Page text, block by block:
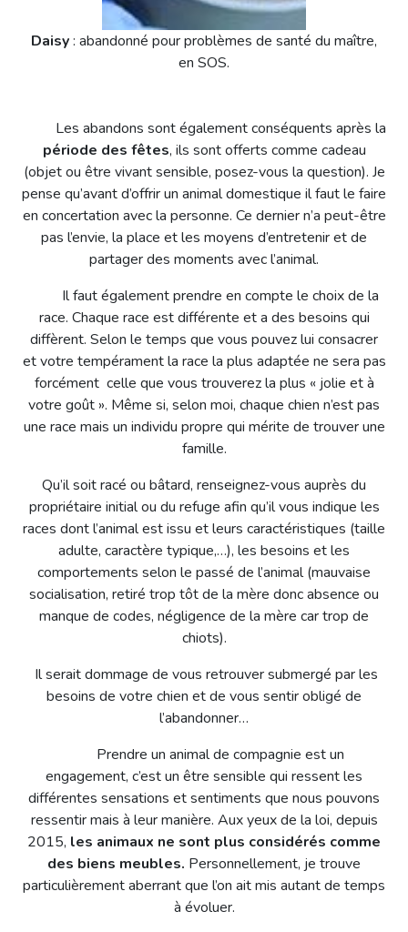
Daisy: abandonné pour problèmes de santé du maître,
en SOS.
Les abandons sont également conséquents après la
période des fêtes, ils sont offerts comme cadeau
(objet ou être vivant sensible, posez-vous la question). Je
pense qu’avant d’offrir un animal domestique il faut le faire
en concertation avec la personne. Ce dernier n’a peut-être
pas l’envie, la place et les moyens d’entretenir et de
partager des moments avec l’animal.
Il faut également prendre en compte le choix de la
race. Chaque race est différente et a des besoins qui
diffèrent. Selon le temps que vous pouvez lui consacrer
et votre tempérament la race la plus adaptée ne sera pas
forcément celle que vous trouverez la plus « jolie et à
votre goût ». Même si, selon moi, chaque chien n’est pas
une race mais un individu propre qui mérite de trouver une
famille.
Qu’il soit racé ou bâtard, renseignez-vous auprès du
propriétaire initial ou du refuge afin qu’il vous indique les
races dont l’animal est issu et leurs caractéristiques (taille
adulte, caractère typique,…), les besoins et les
comportements selon le passé de l’animal (mauvaise
socialisation, retiré trop tôt de la mère donc absence ou
manque de codes, négligence de la mère car trop de
chiots).
Il serait dommage de vous retrouver submergé par les
besoins de votre chien et de vous sentir obligé de
l’abandonner…
Prendre un animal de compagnie est un
engagement, c’est un être sensible qui ressent les
différentes sensations et sentiments que nous pouvons
ressentir mais à leur manière. Aux yeux de la loi, depuis
2015, les animaux ne sont plus considérés comme
des biens meubles. Personnellement, je trouve
particulièrement aberrant que l’on ait mis autant de temps
à évoluer.